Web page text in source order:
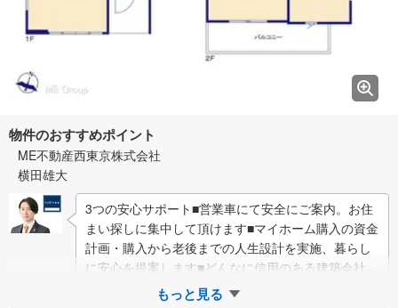
物件のおすすめポイント
ME不動産西東京株式会社
横田雄大
3つの安心サポート■営業車にて安全にご案内。お住
まい探しに集中して頂けます■マイホーム購入の資金
計画・購入から老後までの人生設計を実施、暮らし
に安心を提案します■どんなに信用のある建築会社で
もご自分の目で確認することは重要ですよね…
もっと見る